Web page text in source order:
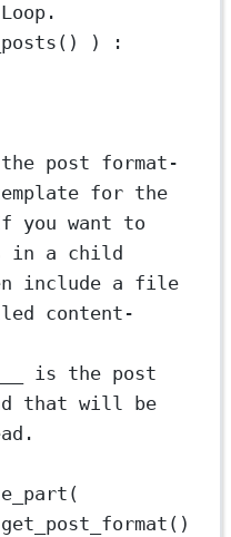
() )
:
post format-
for the
you want to
in a child
include a file
content-
is the post
that will be
get_post_format ()